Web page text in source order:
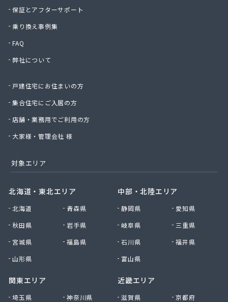
早川俊春商店
村上プロパン店
太陽ガス株式会社
大幸プロパン株式会社
大鵬ホーム産業株式会社
大牟田ガスエネルギー株式会社玉名営業所
大和プロパン
第一マルヰガス株式会社
中曽根プロパン店
天明プロパン工業
東部プロパン
藤木プロパン燃料店
内山商店株式会社
南九州マルヰ株式会社 進栄ガス営業所
南九州マルヰ株式会社 人吉営業所
南九州マルヰ株式会社 人吉営業所
保証とアフターサポート
乗り換え事例集
FAQ
弊社について
戸建住宅にお住まいの方
集合住宅にご入居の方
店舗・業務用でご利用の方
大家様・管理会社 様
対象エリア
北海道・東北エリア
北海道
青森県
秋田県
岩手県
宮城県
福島県
山形県
関東エリア
埼玉県
神奈川県
中部・北陸エリア
静岡県
愛知県
岐阜県
三重県
石川県
福井県
富山県
近畿エリア
滋賀県
京都府